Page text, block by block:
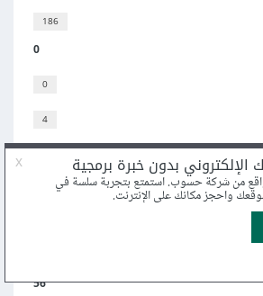
186
0
0
4
44
56